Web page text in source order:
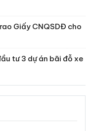
Giấy CNQSDĐ cho
tư 3 dự án bãi đỗ xe